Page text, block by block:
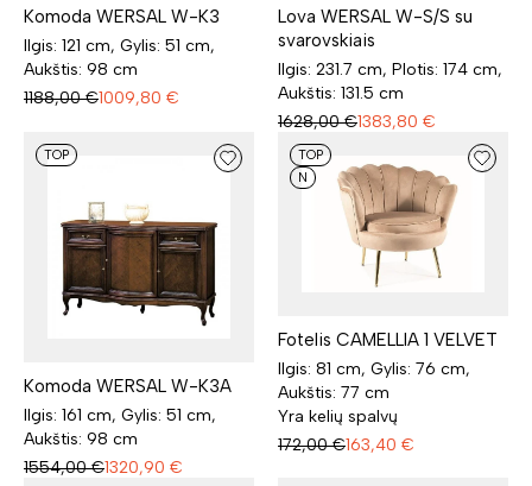
Komoda WERSAL W-K3
Ilgis: 121 cm, Gylis: 51 cm,
Aukštis: 98 cm
1188,00 €1009,80 €
Lova WERSAL W-S/S su
svarovskiais
Ilgis: 231.7 cm, Plotis: 174 cm,
Aukštis: 131.5 cm
1628,00 €1383,80 €
TOP
Komoda WERSAL W-K3A
Ilgis: 161 cm, Gylis: 51 cm,
Aukštis: 98 cm
1554,00 €1320,90 €
TOP
N
Fotelis CAMELLIA 1 VELVET
Ilgis: 81 cm, Gylis: 76 cm,
Aukštis: 77 cm
Yra kelių spalvų
172,00 €163,40 €